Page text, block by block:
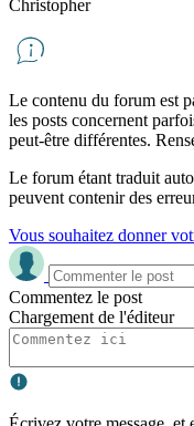
Christopher
Le contenu du forum est
les posts concernent
peut-être différentes.
Le forum étant traduit
peuvent contenir des
Vous souhaitez donner
Commentez le post
Chargement de l'éditeur